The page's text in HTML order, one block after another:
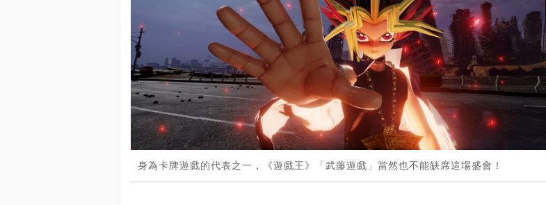
身為卡牌遊戲的代表之一，《遊戲王》「武藤遊戲」當然也不能缺席這場盛會！